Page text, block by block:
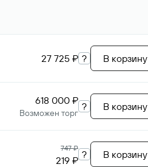
27 725 ₽ ? В корзину
618 000 ₽
Возможен торг
? В корзину
747 ₽
219 ₽ ? В корзину